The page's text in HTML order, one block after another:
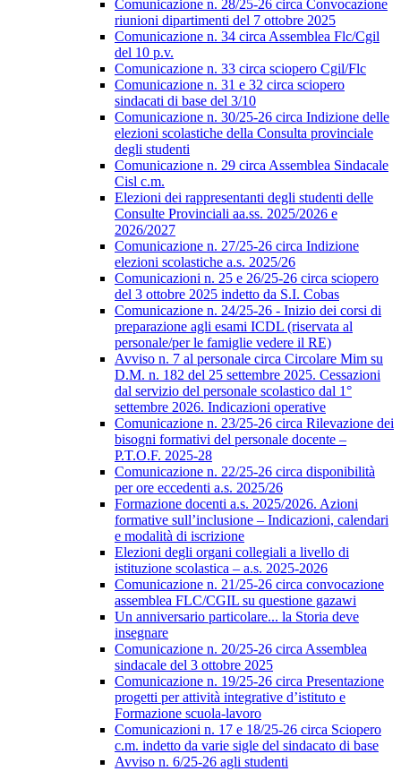
Comunicazione n. 28/25-26 circa Convocazione
riunioni dipartimenti del 7 ottobre 2025
Comunicazione n. 34 circa Assemblea Flc/Cgil
del 10 p.v.
Comunicazione n. 33 circa sciopero Cgil/Flc
Comunicazione n. 31 e 32 circa sciopero
sindacati di base del 3/10
Comunicazione n. 30/25-26 circa Indizione delle
elezioni scolastiche della Consulta provinciale
degli studenti
Comunicazione n. 29 circa Assemblea Sindacale
Cisl c.m.
Elezioni dei rappresentanti degli studenti delle
Consulte Provinciali aa.ss. 2025/2026 e
2026/2027
Comunicazione n. 27/25-26 circa Indizione
elezioni scolastiche a.s. 2025/26
Comunicazioni n. 25 e 26/25-26 circa sciopero
del 3 ottobre 2025 indetto da S.I. Cobas
Comunicazione n. 24/25-26 - Inizio dei corsi di
preparazione agli esami ICDL (riservata al
personale/per le famiglie vedere il RE)
Avviso n. 7 al personale circa Circolare Mim su
D.M. n. 182 del 25 settembre 2025. Cessazioni
dal servizio del personale scolastico dal 1°
settembre 2026. Indicazioni operative
Comunicazione n. 23/25-26 circa Rilevazione dei
bisogni formativi del personale docente –
P.T.O.F. 2025-28
Comunicazione n. 22/25-26 circa disponibilità
per ore eccedenti a.s. 2025/26
Formazione docenti a.s. 2025/2026. Azioni
formative sull’inclusione – Indicazioni, calendari
e modalità di iscrizione
Elezioni degli organi collegiali a livello di
istituzione scolastica – a.s. 2025-2026
Comunicazione n. 21/25-26 circa convocazione
assemblea FLC/CGIL su questione gazawi
Un anniversario particolare... la Storia deve
insegnare
Comunicazione n. 20/25-26 circa Assemblea
sindacale del 3 ottobre 2025
Comunicazione n. 19/25-26 circa Presentazione
progetti per attività integrative d’istituto e
Formazione scuola-lavoro
Comunicazioni n. 17 e 18/25-26 circa Sciopero
c.m. indetto da varie sigle del sindacato di base
Avviso n. 6/25-26 agli studenti